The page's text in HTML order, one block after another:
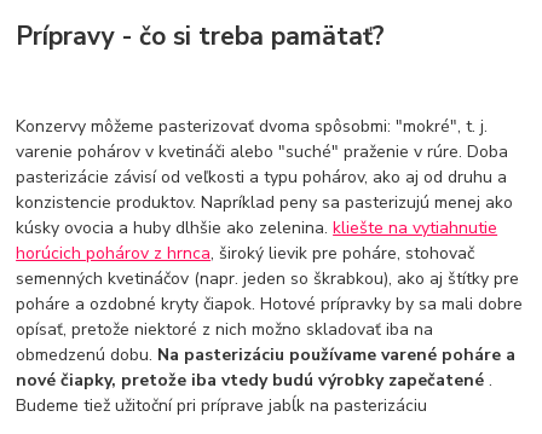
Prípravy - čo si treba pamätať?
Konzervy môžeme pasterizovať dvoma spôsobmi: "mokré", t. j.
varenie pohárov v kvetináči alebo "suché" praženie v rúre. Doba
pasterizácie závisí od veľkosti a typu pohárov, ako aj od druhu a
konzistencie produktov. Napríklad peny sa pasterizujú menej ako
kúsky ovocia a huby dlhšie ako zelenina.kliešte na vytiahnutie
horúcich pohárov z hrnca, široký lievik pre poháre, stohovač
semenných kvetináčov (napr. jeden so škrabkou), ako aj štítky pre
poháre a ozdobné kryty čiapok. Hotové prípravky by sa mali dobre
opísať, pretože niektoré z nich možno skladovať iba na
obmedzenú dobu. Na pasterizáciu používame varené poháre a
nové čiapky, pretože iba vtedy budú výrobky zapečatené.
Budeme tiež užitoční pri príprave jabĺk na pasterizáciu